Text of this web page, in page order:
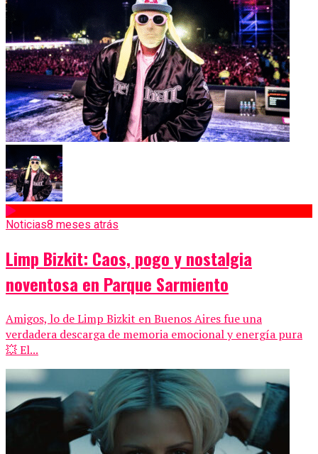
Noticias8 meses atrás
Limp Bizkit: Caos, pogo y nostalgia
noventosa en Parque Sarmiento
Amigos, lo de Limp Bizkit en Buenos Aires fue una
verdadera descarga de memoria emocional y energía pura
💥 El...